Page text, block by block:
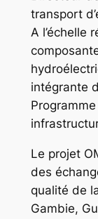
transport
A l’échelle
intégrante
Le projet
des
qualité de
Gambie,